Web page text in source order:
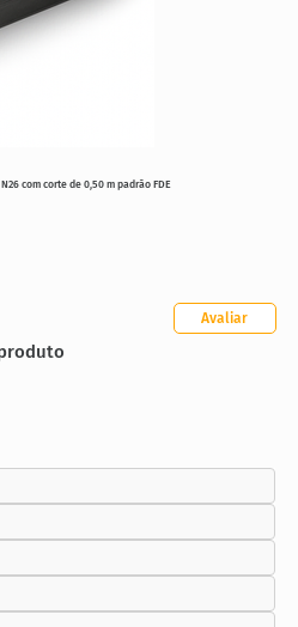
com corte de 0,50 m padrão FDE
Avaliar